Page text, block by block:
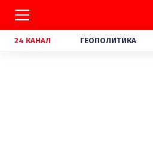
24 КАНАЛ ГЕОПОЛИТИКА